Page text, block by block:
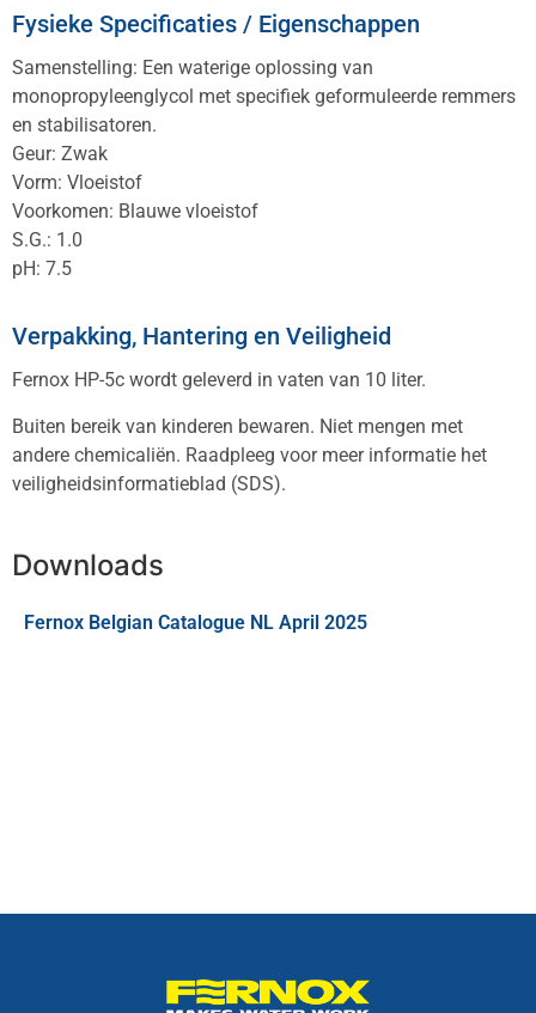
Fysieke Specificaties / Eigenschappen
Samenstelling: Een waterige oplossing van
monopropyleenglycol met specifiek geformuleerde remmers
en stabilisatoren.
Geur: Zwak
Vorm: Vloeistof
Voorkomen: Blauwe vloeistof
S.G.: 1.0
pH: 7.5
Verpakking, Hantering en Veiligheid
Fernox HP-5c wordt geleverd in vaten van 10 liter.
Buiten bereik van kinderen bewaren. Niet mengen met
andere chemicaliën. Raadpleeg voor meer informatie het
veiligheidsinformatieblad (SDS).
Downloads
Fernox Belgian Catalogue NL April 2025